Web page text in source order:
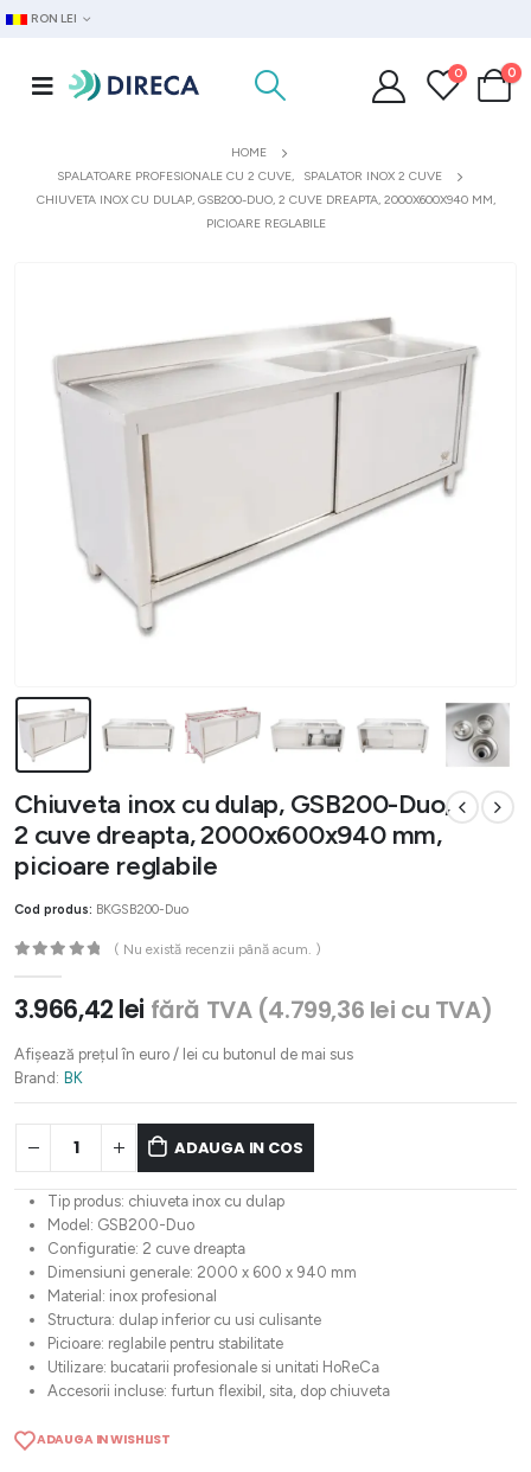
RON LEI
0 0
HOME
SPALATOARE PROFESIONALE CU 2 CUVE,
SPALATOR INOX 2 CUVE
CHIUVETA INOX CU DULAP, GSB200-DUO, 2 CUVE DREAPTA, 2000X600X940 MM,
PICIOARE REGLABILE
Chiuveta inox cu dulap, GSB200-Duo,
2 cuve dreapta, 2000x600x940 mm,
picioare reglabile
Cod produs: BKGSB200-Duo
( Nu există recenzii până acum. )
3.966,42 lei fără TVA (4.799,36 lei cu TVA)
Afișează prețul în euro / lei cu butonul de mai sus
Brand: BK
ADAUGA IN COS
Tip produs: chiuveta inox cu dulap
Model: GSB200-Duo
Configuratie: 2 cuve dreapta
Dimensiuni generale: 2000 x 600 x 940 mm
Material: inox profesional
Structura: dulap inferior cu usi culisante
Picioare: reglabile pentru stabilitate
Utilizare: bucatarii profesionale si unitati HoReCa
Accesorii incluse: furtun flexibil, sita, dop chiuveta
ADAUGA IN WISHLIST